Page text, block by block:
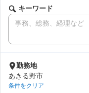
キーワード
勤務地
あきる野市
条件をクリア